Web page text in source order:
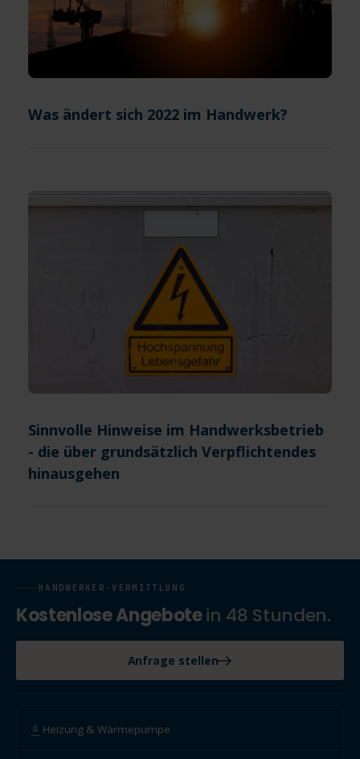
Was ändert sich 2022 im Handwerk?
Sinnvolle Hinweise im Handwerksbetrieb
- die über grundsätzlich Verpflichtendes
hinausgehen
HANDWERKER-VERMITTLUNG
Kostenlose Angebotein 48 Stunden.
Anfrage stellen
Heizung & Wärmepumpe